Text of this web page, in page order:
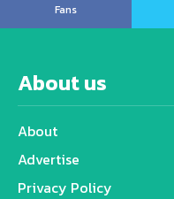
Fans
About us
About
Advertise
Privacy Policy